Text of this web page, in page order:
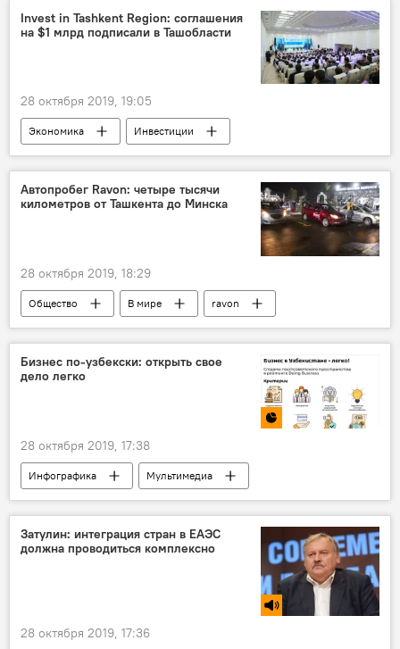
гастроли
певицы
песня
песни
Invest in Tashkent Region: соглашения
на $1 млрд подписали в Ташобласти
28 октября 2019, 19:05
Экономика
Инвестиции
Узбекинвест
инвестпроекты
инвестиционный форум
иностранные инвесторы
Автопробег Ravon: четыре тысячи
километров от Ташкента до Минска
28 октября 2019, 18:29
Общество В мире
ravon
Ravon
Ravon R2
Ravon R2
Ravon R4
Ravon Nexia
UzAuto Motors
Бизнес по-узбекски: открыть свое
дело легко
28 октября 2019, 17:38
Инфографика
Мультимедиа
бизнес
Узбекистан
Затулин: интеграция стран в ЕАЭС
должна проводиться комплексно
28 октября 2019, 17:36